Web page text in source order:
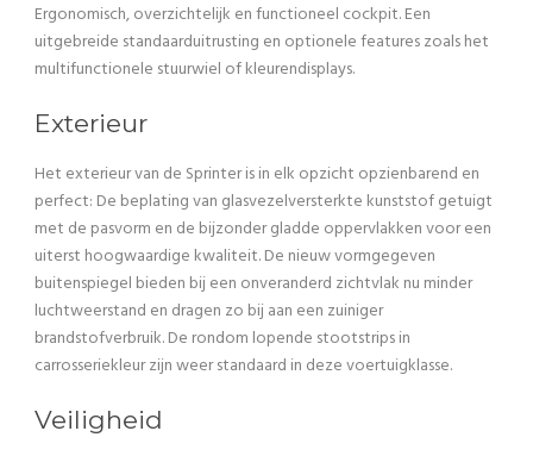
Ergonomisch, overzichtelijk en functioneel cockpit. Een
uitgebreide standaarduitrusting en optionele features zoals het
multifunctionele stuurwiel of kleurendisplays.
Exterieur
Het exterieur van de Sprinter is in elk opzicht opzienbarend en
perfect: De beplating van glasvezelversterkte kunststof getuigt
met de pasvorm en de bijzonder gladde oppervlakken voor een
uiterst hoogwaardige kwaliteit. De nieuw vormgegeven
buitenspiegel bieden bij een onveranderd zichtvlak nu minder
luchtweerstand en dragen zo bij aan een zuiniger
brandstofverbruik. De rondom lopende stootstrips in
carrosseriekleur zijn weer standaard in deze voertuigklasse.
Veiligheid